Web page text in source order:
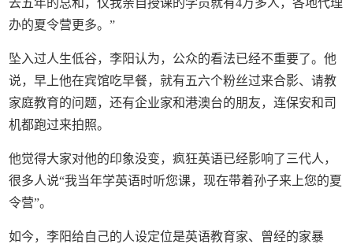
办的夏令营更多。”
坠入过人生低谷，李阳认为，公众的看法已经不重要了。他
说，早上他在宾馆吃早餐，就有五六个粉丝过来合影、请教
家庭教育的问题，还有企业家和港澳台的朋友，连保安和司
机都跑过来拍照。
他觉得大家对他的印象没变，疯狂英语已经影响了三代人，
很多人说“我当年学英语时听您课，现在带着孙子来上您的夏
令营”。
如今，李阳给自己的人设定位是英语教育家、曾经的家暴